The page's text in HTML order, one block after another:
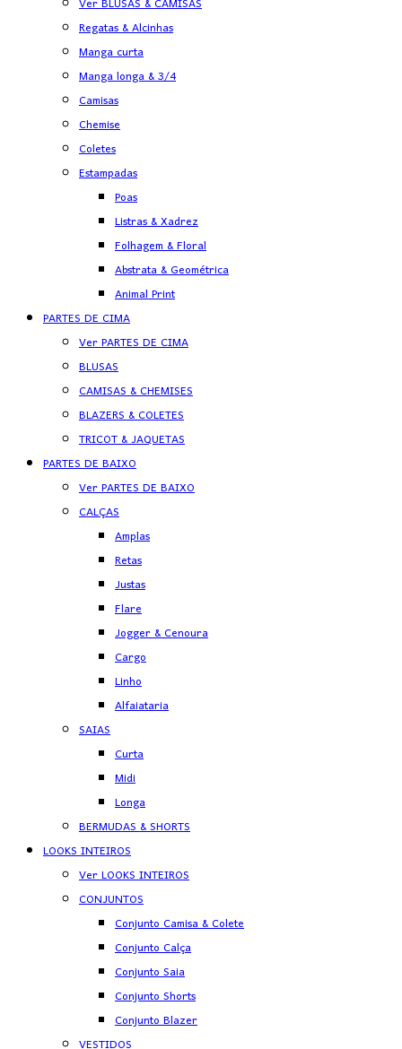
Regatas & Alcinhas
Manga curta
Manga longa & 3/4
Camisas
Chemise
Coletes
Estampadas
Poas
Listras & Xadrez
Folhagem & Floral
Abstrata & Geométrica
Animal Print
PARTES DE CIMA
Ver PARTES DE CIMA
BLUSAS
CAMISAS & CHEMISES
BLAZERS & COLETES
TRICOT & JAQUETAS
PARTES DE BAIXO
Ver PARTES DE BAIXO
CALÇAS
Amplas
Retas
Justas
Flare
Jogger & Cenoura
Cargo
Linho
Alfaiataria
SAIAS
Curta
Midi
Longa
BERMUDAS & SHORTS
LOOKS INTEIROS
Ver LOOKS INTEIROS
CONJUNTOS
Conjunto Camisa & Colete
Conjunto Calça
Conjunto Saia
Conjunto Shorts
Conjunto Blazer